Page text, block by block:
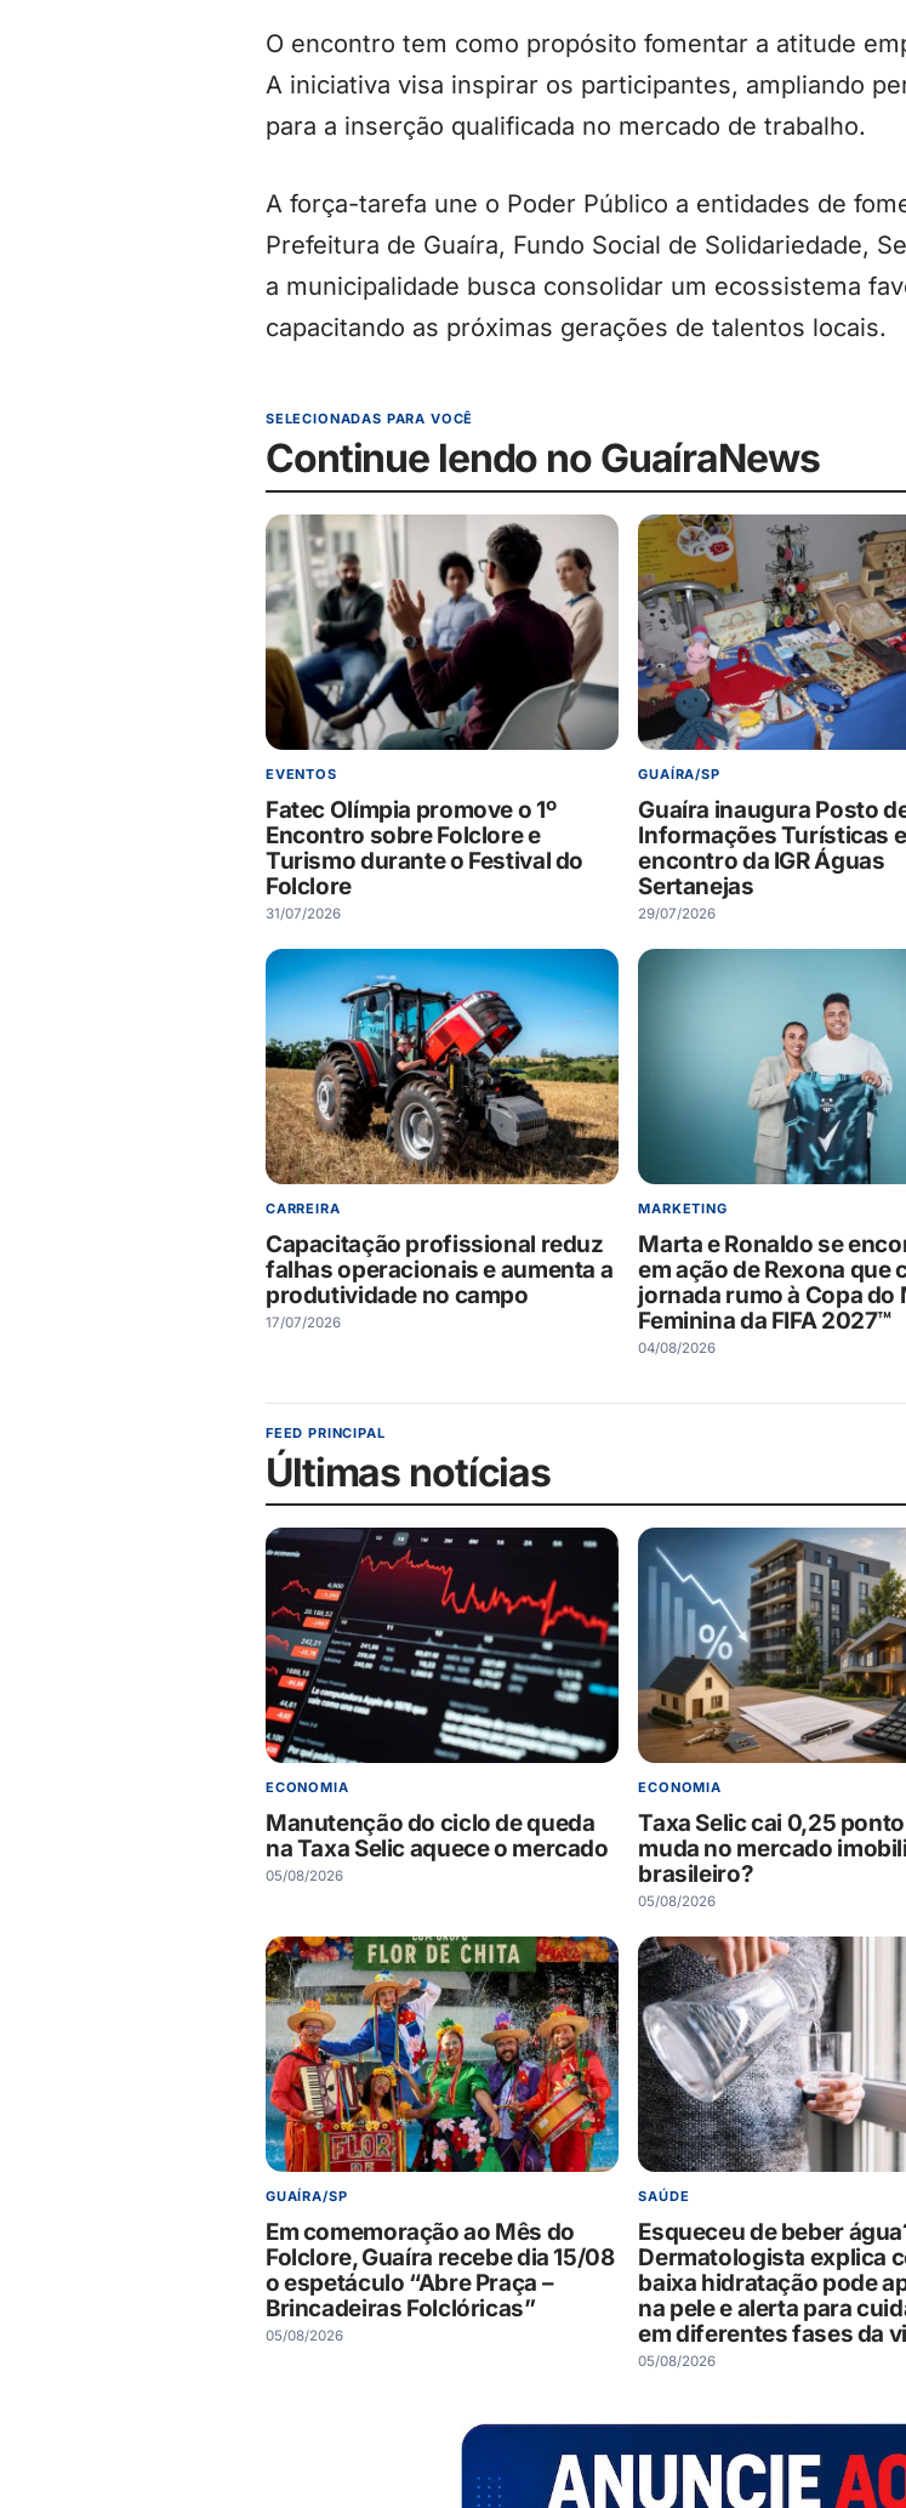
O encontro tem como propósito fomentar a atitude
A iniciativa visa inspirar os participantes, ampliando
para a inserção qualificada no mercado de trabalho.
A força-tarefa une o Poder Público a entidades de
Prefeitura de Guaíra, Fundo Social de Solidariedade,
a municipalidade busca consolidar um ecossistema
capacitando as próximas gerações de talentos locais.
SELECIONADAS PARA VOCÊ
Continue lendo no GuaíraNews
EVENTOS
Fatec Olímpia promove o 1º
Encontro sobre Folclore e
Turismo durante o Festival do
Folclore
31/07/2026
GUAÍRA/SP
Guaíra inaugura Posto
Informações Turísticas
encontro da IGR Águas
Sertanejas
29/07/2026
CARREIRA
Capacitação profissional reduz
falhas operacionais e aumenta a
produtividade no campo
17/07/2026
MARKETING
Marta e Ronaldo se
em ação de Rexona que
jornada rumo à Copa do
Feminina da FIFA 2027™
04/08/2026
FEED PRINCIPAL
Últimas notícias
ECONOMIA
Manutenção do ciclo de queda
na Taxa Selic aquece o mercado
05/08/2026
ECONOMIA
Taxa Selic cai 0,25
muda no mercado
brasileiro?
05/08/2026
GUAÍRA/SP
Em comemoração ao Mês do
Folclore, Guaíra recebe dia 15/08
o espetáculo “Abre Praça –
Brincadeiras Folclóricas”
05/08/2026
SAÚDE
Esqueceu de beber
Dermatologista explica
baixa hidratação pode
na pele e alerta para
em diferentes fases da
05/08/2026